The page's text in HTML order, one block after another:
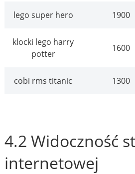
lego super hero 1900
klocki lego harry
potter
1600
cobi rms titanic 1300
4.2 Widoczność
internetowej